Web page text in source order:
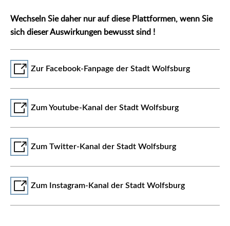
Wechseln Sie daher nur auf diese Plattformen, wenn Sie
sich dieser Auswirkungen bewusst sind !
Zur Facebook-Fanpage der Stadt Wolfsburg
Zum Youtube-Kanal der Stadt Wolfsburg
Zum Twitter-Kanal der Stadt Wolfsburg
Zum Instagram-Kanal der Stadt Wolfsburg